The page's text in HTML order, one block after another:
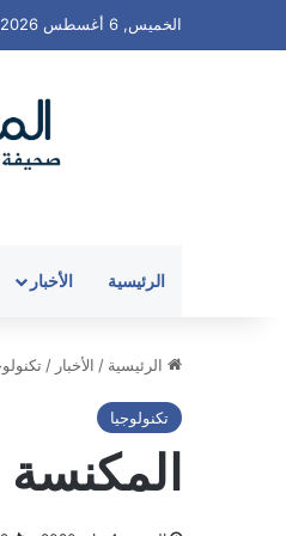
الخميس, 6 أغسطس 2026
الرئيسية الأخبار
الرئيسية / الأخبار /
تكنولوجيا
المكنسة